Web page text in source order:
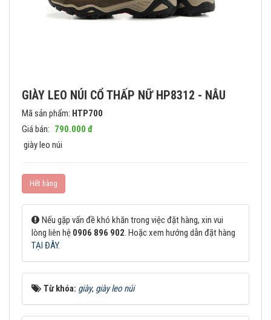
GIÀY LEO NÚI CỔ THẤP NỮ HP8312 - NÂU
Mã sản phẩm: HTP700
Giá bán: 790.000 đ
giày leo núi
Hết hàng
Nếu gặp vấn đề khó khăn trong việc đặt hàng, xin vui
lòng liên hệ 0906 896 902. Hoặc xem hướng dẫn đặt hàng
TẠI ĐÂY.
Từ khóa: giày, giày leo núi